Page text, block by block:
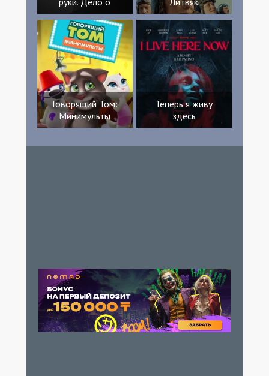
Говорящий Том:
Минимульты
Теперь я живу
здесь